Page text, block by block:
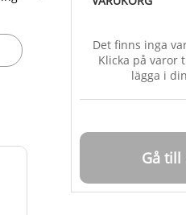
Det finns inga
Klicka på varor
lägga i
Gå till